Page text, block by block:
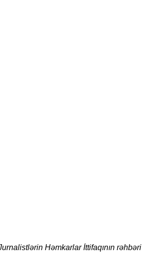
Həmkarlar İttifaqının rəhbəri